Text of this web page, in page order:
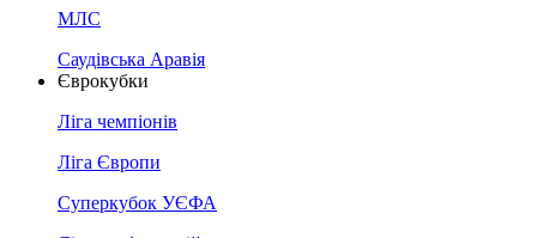
МЛС
Саудівська Аравія
Єврокубки
Ліга чемпіонів
Ліга Європи
Суперкубок УЄФА